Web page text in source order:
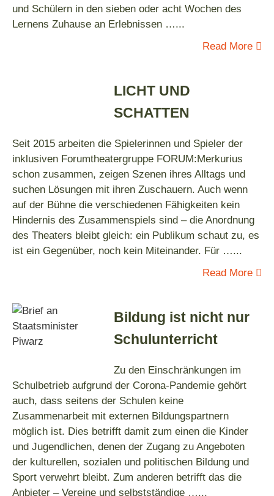
und Schülern in den sieben oder acht Wochen des
Lernens Zuhause an Erlebnissen …...
Read More
LICHT UND
SCHATTEN
Seit 2015 arbeiten die Spielerinnen und Spieler der
inklusiven Forumtheatergruppe FORUM:Merkurius
schon zusammen, zeigen Szenen ihres Alltags und
suchen Lösungen mit ihren Zuschauern. Auch wenn
auf der Bühne die verschiedenen Fähigkeiten kein
Hindernis des Zusammenspiels sind – die Anordnung
des Theaters bleibt gleich: ein Publikum schaut zu, es
ist ein Gegenüber, noch kein Miteinander. Für …...
Read More
Bildung ist nicht nur
Schulunterricht
Zu den Einschränkungen im
Schulbetrieb aufgrund der Corona-Pandemie gehört
auch, dass seitens der Schulen keine
Zusammenarbeit mit externen Bildungspartnern
möglich ist. Dies betrifft damit zum einen die Kinder
und Jugendlichen, denen der Zugang zu Angeboten
der kulturellen, sozialen und politischen Bildung und
Sport verwehrt bleibt. Zum anderen betrifft das die
Anbieter – Vereine und selbstständige …...